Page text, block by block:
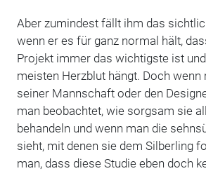
Aber zumindest fällt ihm das
wenn er es für ganz normal hält,
Projekt immer das wichtigste ist
meisten Herzblut hängt. Doch
seiner Mannschaft oder den
man beobachtet, wie sorgsam sie
behandeln und wenn man die
sieht, mit denen sie dem Silberling
man, dass diese Studie eben doch